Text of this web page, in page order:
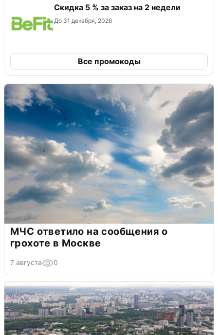
Скидка 5 % за заказ на 2 недели
До 31 декабря, 2026
Все промокоды
МЧС ответило на сообщения о
грохоте в Москве
7 августа 0